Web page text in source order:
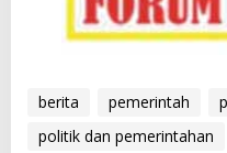
berita pemerintah
politik dan pemerintahan